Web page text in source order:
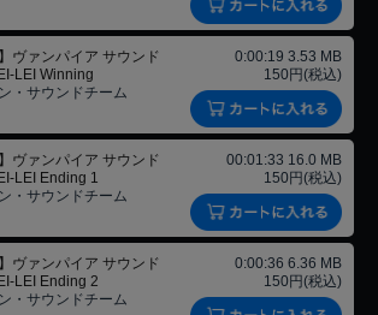
】ヴァンパイア サウンド
LEI Winning
・サウンドチーム
0:00:19 3.53 MB
150円(税込)
】ヴァンパイア サウンド
LEI Ending 1
・サウンドチーム
00:01:33 16.0 MB
150円(税込)
】ヴァンパイア サウンド
LEI Ending 2
・サウンドチーム
0:00:36 6.36 MB
150円(税込)